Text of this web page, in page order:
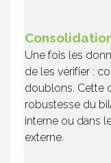
Une fois les
de les vérifier :
doublons. Cette
robustesse du
interne ou dans
externe.